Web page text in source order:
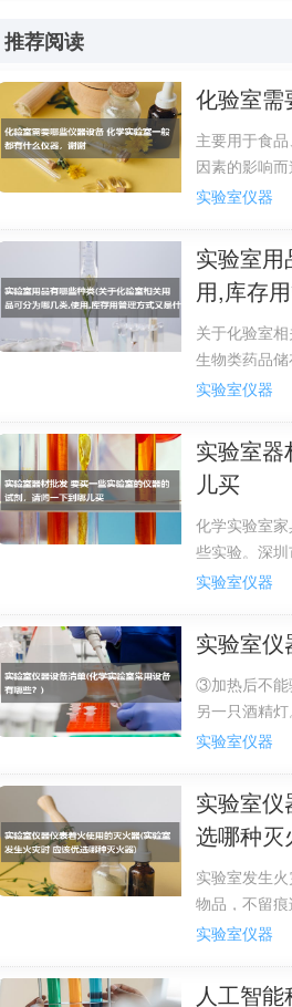
低可燃物周围或防护空间内的氧浓
另外，二氧化碳从储存容器中
到冷却的作用。二氧化碳灭火器利
射系统等部件构成。
以上内容参考：百度百科——二
精密仪器失火用什么灭火器
二氧化碳灭火器
实验室常用于消防灭火的器材有哪
消防灭火器有多种，比如二氧化碳灭火器
推荐阅读
化验室需
主要用于食
因素的影响
器。
实验室仪器
实验室
用,库存
关于化验室
生物类药品
药品液固分
统一为自然
吧！
实验室仪器
实验室
儿买
化学实验室
些实验。深
品，还有手
标形式采购
实验室仪器
实验室
③加热后不能
另一只酒精
注入液体。
盖层的厚度
实验室仪器
实验室
选哪种灭
实验室发生
物品，不留
易燃易爆药
实验室仪器
人工智